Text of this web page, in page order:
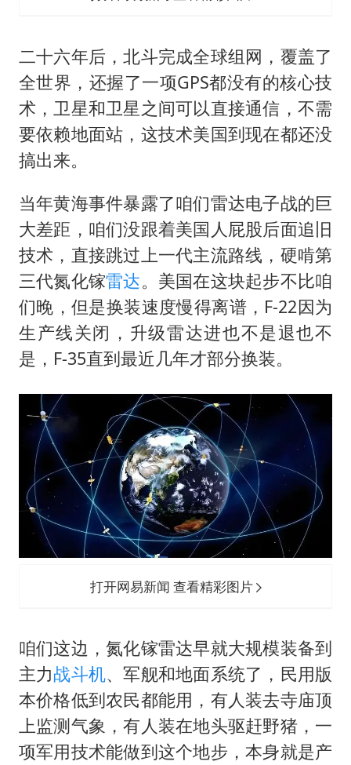
二十六年后，北斗完成全球组网，覆盖了
全世界，还握了一项GPS都没有的核心技
术，卫星和卫星之间可以直接通信，不需
要依赖地面站，这技术美国到现在都还没
搞出来。
当年黄海事件暴露了咱们雷达电子战的巨
大差距，咱们没跟着美国人屁股后面追旧
技术，直接跳过上一代主流路线，硬啃第
三代氮化镓雷达。美国在这块起步不比咱
们晚，但是换装速度慢得离谱，F-22因为
生产线关闭，升级雷达进也不是退也不
是，F-35直到最近几年才部分换装。
打开网易新闻 查看精彩图片
咱们这边，氮化镓雷达早就大规模装备到
主力战斗机、军舰和地面系统了，民用版
本价格低到农民都能用，有人装去寺庙顶
上监测气象，有人装在地头驱赶野猪，一
项军用技术能做到这个地步，本身就是产